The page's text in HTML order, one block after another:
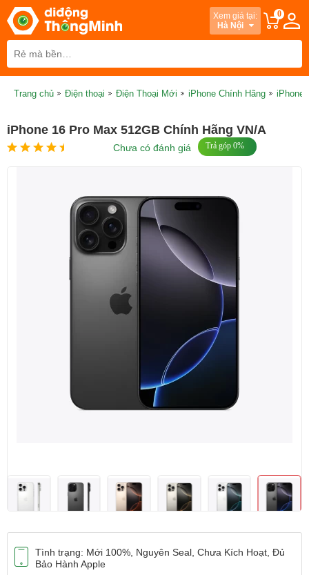
Xem giá tại:
Hà Nội
0
Trang chủ Điện thoại Điện Thoại Mới iPhone Chính Hãng iPhone
iPhone 16 Pro Max 512GB Chính Hãng VN/A
Chưa có đánh giá Trả góp 0%
Tình trạng: Mới 100%, Nguyên Seal, Chưa Kích Hoạt, Đủ
Bảo Hành Apple